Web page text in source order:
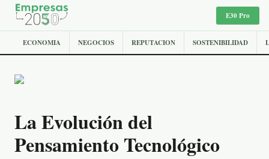
E30 Pro
ECONOMIA NEGOCIOS REPUTACION SOSTENIBILIDAD
La Evolución del
Pensamiento Tecnológico